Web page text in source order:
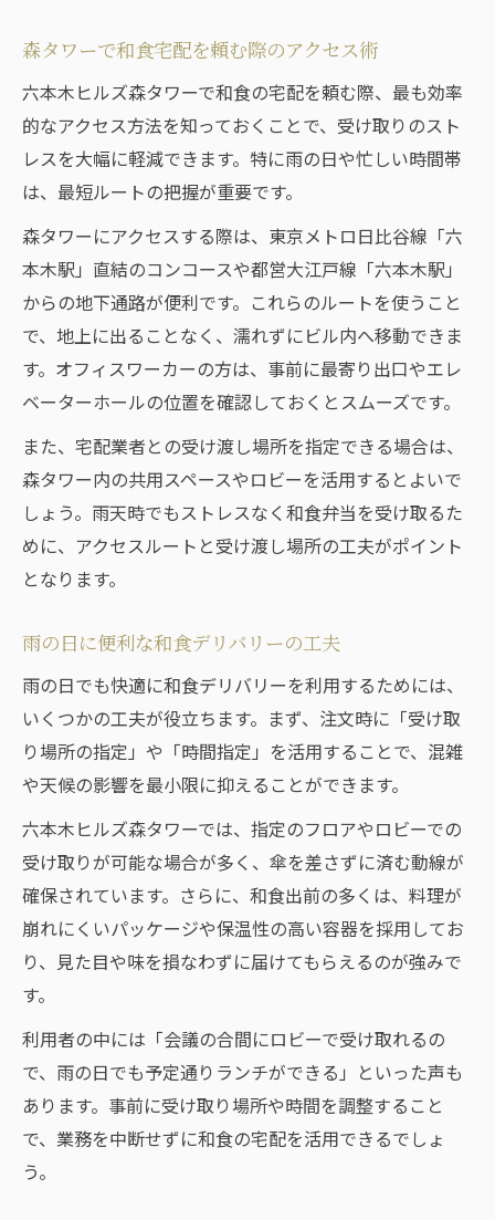
森タワーで和食宅配を頼む際のアクセス術
六本木ヒルズ森タワーで和食の宅配を頼む際、最も効率
的なアクセス方法を知っておくことで、受け取りのスト
レスを大幅に軽減できます。特に雨の日や忙しい時間帯
は、最短ルートの把握が重要です。
森タワーにアクセスする際は、東京メトロ日比谷線「六
本木駅」直結のコンコースや都営大江戸線「六本木駅」
からの地下通路が便利です。これらのルートを使うこと
で、地上に出ることなく、濡れずにビル内へ移動できま
す。オフィスワーカーの方は、事前に最寄り出口やエレ
ベーターホールの位置を確認しておくとスムーズです。
また、宅配業者との受け渡し場所を指定できる場合は、
森タワー内の共用スペースやロビーを活用するとよいで
しょう。雨天時でもストレスなく和食弁当を受け取るた
めに、アクセスルートと受け渡し場所の工夫がポイント
となります。
雨の日に便利な和食デリバリーの工夫
雨の日でも快適に和食デリバリーを利用するためには、
いくつかの工夫が役立ちます。まず、注文時に「受け取
り場所の指定」や「時間指定」を活用することで、混雑
や天候の影響を最小限に抑えることができます。
六本木ヒルズ森タワーでは、指定のフロアやロビーでの
受け取りが可能な場合が多く、傘を差さずに済む動線が
確保されています。さらに、和食出前の多くは、料理が
崩れにくいパッケージや保温性の高い容器を採用してお
り、見た目や味を損なわずに届けてもらえるのが強みで
す。
利用者の中には「会議の合間にロビーで受け取れるの
で、雨の日でも予定通りランチができる」といった声も
あります。事前に受け取り場所や時間を調整すること
で、業務を中断せずに和食の宅配を活用できるでしょ
う。